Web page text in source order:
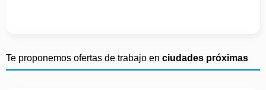
Te proponemos ofertas de trabajo en ciudades próximas